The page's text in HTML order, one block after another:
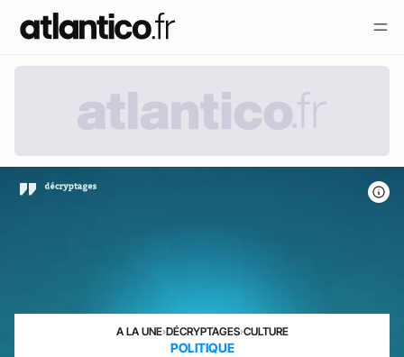
A LA UNE›DÉCRYPTAGES›CULTURE
POLITIQUE